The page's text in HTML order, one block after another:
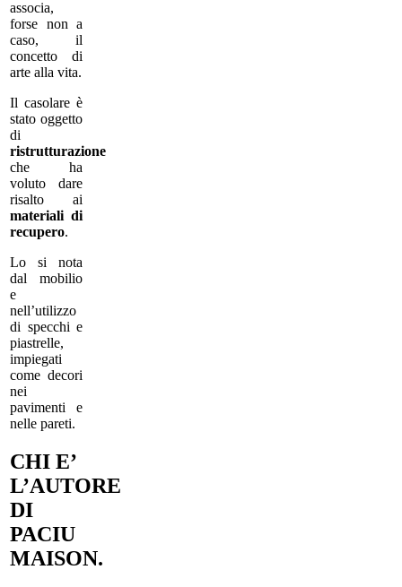
associa,
forse non a
caso, il
concetto di
arte alla vita.
Il casolare è
stato oggetto
di
ristrutturazione
che ha
voluto dare
risalto ai
materiali di
recupero.
Lo si nota
dal mobilio
e
nell’utilizzo
di specchi e
piastrelle,
impiegati
come decori
nei
pavimenti e
nelle pareti.
CHI E’
L’AUTORE
DI
PACIU
MAISON.